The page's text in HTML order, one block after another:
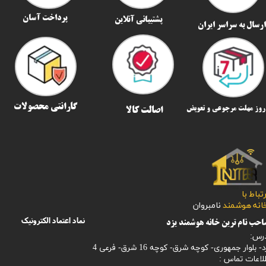
با
هوشمند نامبروان
بلوار جمهوری- کوچه شرق- کوچه 16 شرق- فرعی 4
تماس :
نماد اعتماد الکترونیک
ارسال به سراسر ایران​​​​​​​
پشتیبانی آنلاین پرداخت آسان
اصالت کالا گارانتی محصولات
نام ترین خانه هوشمند یزد